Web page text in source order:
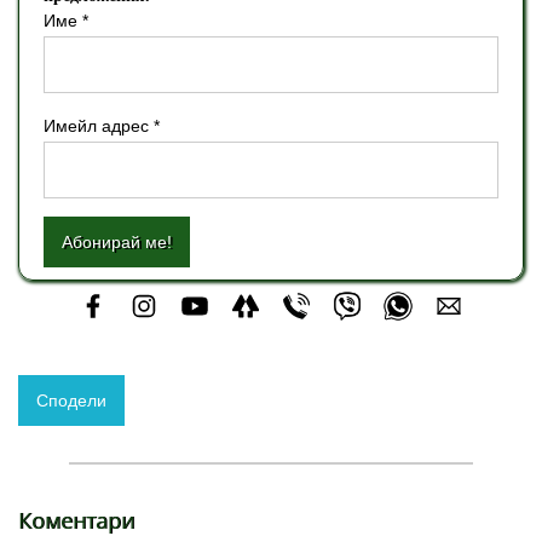
Име *
Имейл адрес *
Абонирай ме!
Сподели
Коментари